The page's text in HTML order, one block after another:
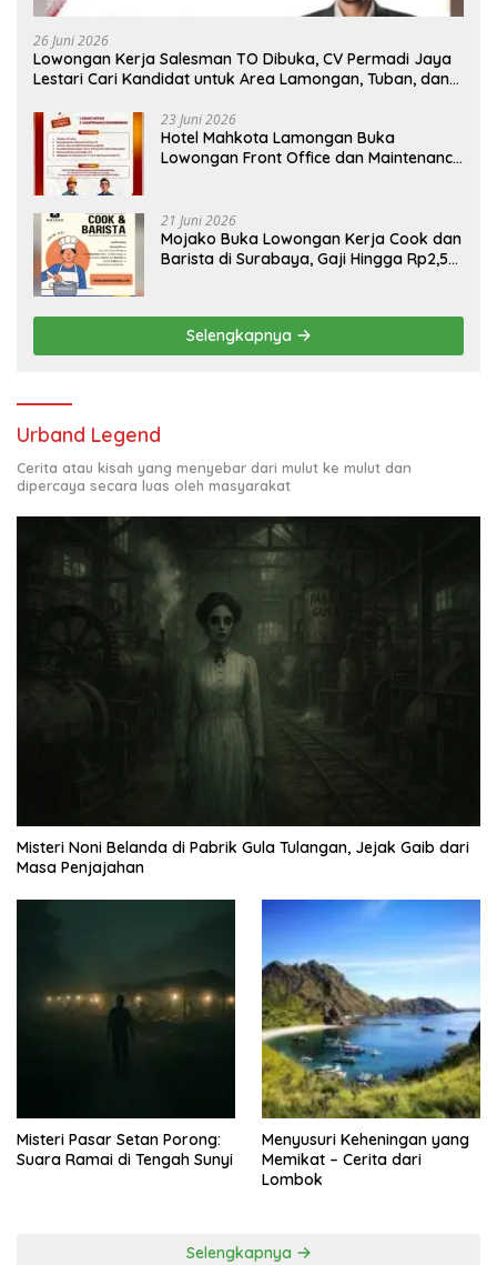
26 Juni 2026
Lowongan Kerja Salesman TO Dibuka, CV Permadi Jaya
Lestari Cari Kandidat untuk Area Lamongan, Tuban, dan
23 Juni 2026
Hotel Mahkota Lamongan Buka
Lowongan Front Office dan Maintenance
21 Juni 2026
Mojako Buka Lowongan Kerja Cook dan
Barista di Surabaya, Gaji Hingga Rp2,5
Selengkapnya
Urband Legend
Cerita atau kisah yang menyebar dari mulut ke mulut dan
dipercaya secara luas oleh masyarakat
Misteri Noni Belanda di Pabrik Gula Tulangan, Jejak Gaib dari
Masa Penjajahan
Misteri Pasar Setan Porong:
Suara Ramai di Tengah Sunyi
Menyusuri Keheningan yang
Memikat – Cerita dari
Lombok
Selengkapnya